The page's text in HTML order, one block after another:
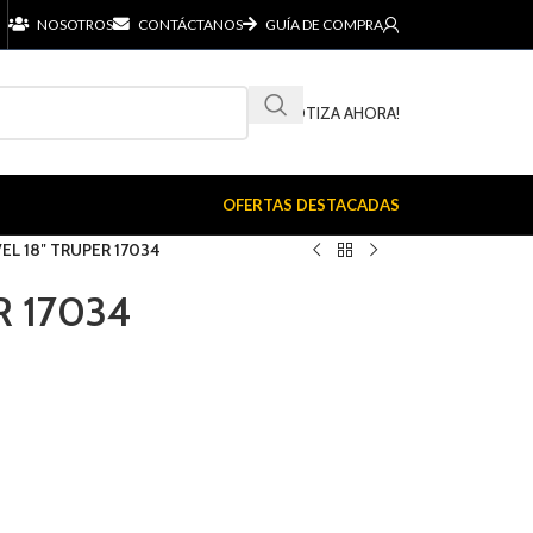
NOSOTROS CONTÁCTANOS GUÍA DE COMPRA
¡COTIZA AHORA!
OFERTAS DESTACADAS
18″ TRUPER 17034
17034